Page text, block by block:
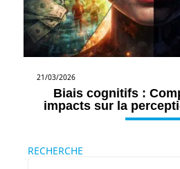
21/03/2026
Biais cognitifs :
impacts sur la
RECHERCHE